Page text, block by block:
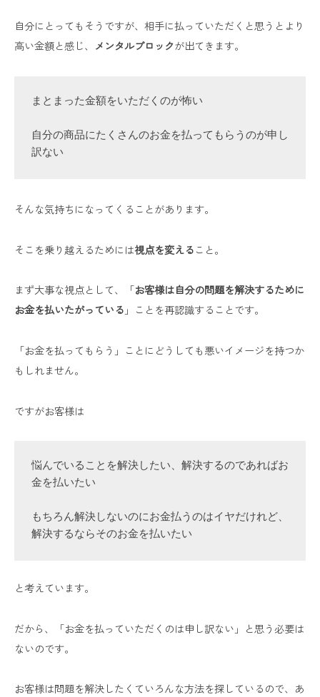
自分にとってもそうですが、相手に払っていただくと思うとより
高い金額と感じ、 メンタルブロックが出てきます。
まとまった金額をいただくのが怖い
自分の商品にたくさんのお金を払ってもらうのが申し
訳ない
そんな気持ちになってくることがあります。
そこを乗り越えるためには視点を変えること。
まず大事な視点として、「お客様は自分の問題を解決するために
お金を払いたがっている 」ことを再認識することです。
「お金を払ってもらう」ことにどうしても悪いイメージを持つか
もしれません。
ですがお客様は
悩んでいることを解決したい、解決するのであればお
金を払いたい
もちろん解決しないのにお金払うのはイヤだけれど、
解決するならそのお金を払いたい
と考えています。
だから、「お金を払っていただくのは申し訳ない」と思う必要は
ないのです。
お客様は問題を解決したくていろんな方法を探しているので、あ